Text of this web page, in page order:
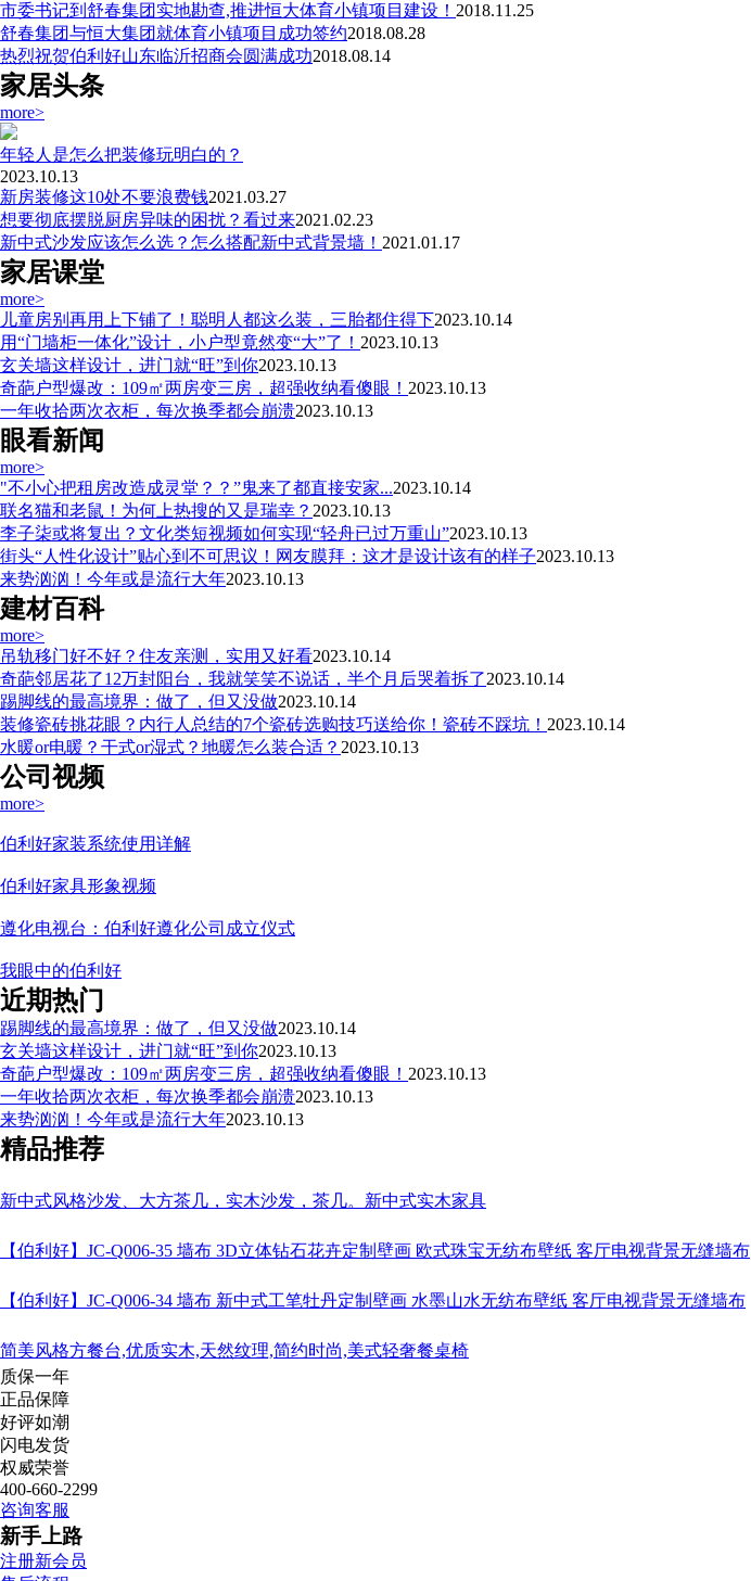
市委书记到舒春集团实地勘查,推进恒大体育小镇项目建设！ 2018.11.25
舒春集团与恒大集团就体育小镇项目成功签约2018.08.28
热烈祝贺伯利好山东临沂招商会圆满成功2018.08.14
家居头条
more>
年轻人是怎么把装修玩明白的？
2023.10.13
新房装修这10处不要浪费钱2021.03.27
想要彻底摆脱厨房异味的困扰？看过来2021.02.23
新中式沙发应该怎么选？怎么搭配新中式背景墙！ 2021.01.17
家居课堂
more>
儿童房别再用上下铺了！聪明人都这么装，三胎都住得下2023.10.14
用“门墙柜一体化”设计，小户型竟然变“大”了！ 2023.10.13
玄关墙这样设计，进门就“旺”到你2023.10.13
奇葩户型爆改：109㎡两房变三房，超强收纳看傻眼！ 2023.10.13
一年收拾两次衣柜，每次换季都会崩溃2023.10.13
眼看新闻
more>
"不小心把租房改造成灵堂？？”鬼来了都直接安家...2023.10.14
联名猫和老鼠！为何上热搜的又是瑞幸？ 2023.10.13
​李子柒或将复出？文化类短视频如何实现“轻舟已过万重山”2023.10.13
街头“人性化设计”贴心到不可思议！网友膜拜：这才是设计该有的样子2023.10.13
来势汹汹！今年或是流行大年2023.10.13
建材百科
more>
吊轨移门好不好？住友亲测，实用又好看2023.10.14
奇葩邻居花了12万封阳台，我就笑笑不说话，半个月后哭着拆了2023.10.14
踢脚线的最高境界：做了，但又没做2023.10.14
装修瓷砖挑花眼？内行人总结的7个瓷砖选购技巧送给你！瓷砖不踩坑！ 2023.10.14
水暖or电暖？干式or湿式？地暖怎么装合适？ 2023.10.13
公司视频
more>
伯利好家装系统使用详解
伯利好家具形象视频
遵化电视台：伯利好遵化公司成立仪式
我眼中的伯利好
近期热门
踢脚线的最高境界：做了，但又没做2023.10.14
玄关墙这样设计，进门就“旺”到你2023.10.13
奇葩户型爆改：109㎡两房变三房，超强收纳看傻眼！ 2023.10.13
一年收拾两次衣柜，每次换季都会崩溃2023.10.13
来势汹汹！今年或是流行大年2023.10.13
精品推荐
新中式风格沙发、大方茶几，实木沙发，茶几。新中式实木家具
【伯利好】JC-Q006-35 墙布 3D立体钻石花卉定制壁画 欧式珠宝无纺布壁纸 客厅电视背景无缝墙布
【伯利好】JC-Q006-34 墙布 新中式工笔牡丹定制壁画 水墨山水无纺布壁纸 客厅电视背景无缝墙布
简美风格方餐台,优质实木,天然纹理,简约时尚,美式轻奢餐桌椅
质保一年
正品保障
好评如潮
闪电发货
权威荣誉
400-660-2299
咨询客服
新手上路
注册新会员